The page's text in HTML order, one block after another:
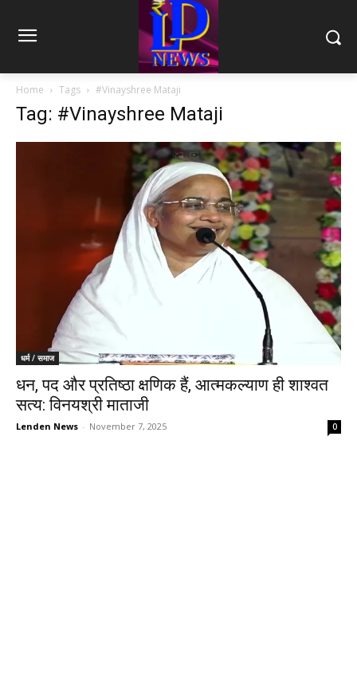
Home Tags #Vinayshree Mataji
Tag: #Vinayshree Mataji
धर्म / समाज
धन, पद और प्रतिष्ठा क्षणिक हैं, आत्मकल्याण ही शाश्वत
सत्य: विनयश्री माताजी
Lenden News - November 7, 2025 0